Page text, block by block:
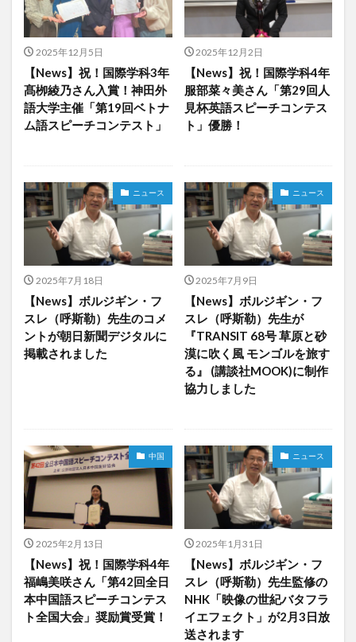
2025年12月5日
【News】祝！国際学科3年
髙栁綾乃さん入賞！神田外
語大学主催「第19回ベトナ
ム語スピーチコンテスト」
2025年12月2日
【News】祝！国際学科4年
服部菜々美さん「第29回人
見杯英語スピーチコンテス
ト」優勝！
ニュース
2025年7月18日
【News】ボルジギン・フ
スレ（呼斯勒）先生のコメ
ントが朝日新聞デジタルに
掲載されました
ニュース
2025年7月9日
【News】ボルジギン・フ
スレ（呼斯勒）先生が
『TRANSIT 68号 草原と砂
漠に吹く風 モンゴルを旅す
る』 (講談社MOOK)に制作
協力しました
中国
2025年2月13日
【News】祝！国際学科4年
福嶋美咲さん「第42回全日
本中国語スピーチコンテス
ト全国大会」奨励賞受賞！
ニュース
2025年1月31日
【News】ボルジギン・フ
スレ（呼斯勒）先生監修の
NHK「映像の世紀バタフラ
イエフェクト」が2月3日放
送されます
中国留学
中国語 交換・私費認定留学
交流会
人見杯英語スピーチコンテスト
体験授業
保護者懇談会
入賞
公開講座
内定者報告会
冬休み 出発
初月レポート
卒業式
卒業生 博物館
受賞
受験生へのメッセージ
台湾
国際・地域研究
外部講師
季節学期 学寮 学寮研修
学生
学生の声
学生特集 学科イベント
学科説明会
学食
寮生活 就職活動 履修科目
懇談会
成績優等賞受賞
授業紹介 授業風景
掲載情報
文化体験
日中韓プログラム
日本
昭和ボストン
昭和ボストン・University留学
昭和女子大学
昭和女子大学国際学部
時間割
特別講義
現地レポート 産学交流会
留学
留学プログラム
留学レポート
留学体験談
留学出発式
秋桜際
箱根湯本
華東師範大学
華東師範大学留学
話してみよう韓国語
語学堂
誠信女子大学校
誠信女子大学校留学
課外活動
金泰植先生
長期休暇
集会
韓国現代史